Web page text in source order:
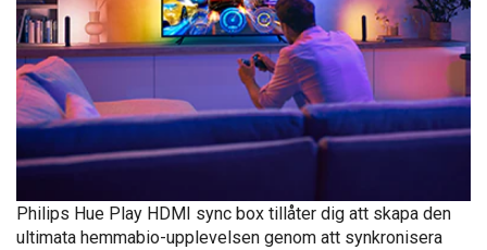
Philips Hue Play HDMI sync box tillåter dig att skapa den
ultimata hemmabio-upplevelsen genom att synkronisera